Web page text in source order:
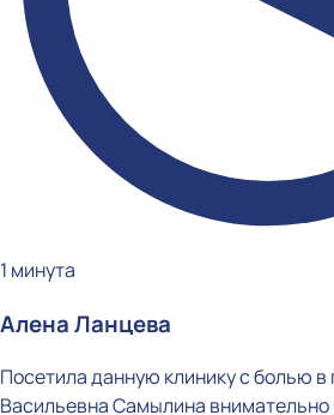
1 минута
Алена Ланцева
Посетила данную клинику с болью в
Васильевна Самылина внимательно